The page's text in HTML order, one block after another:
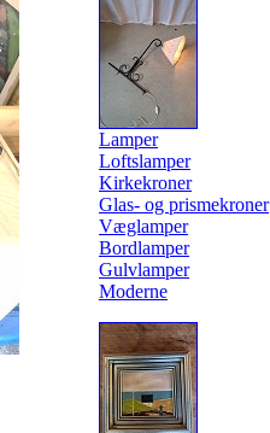
Lamper
Loftslamper
Kirkekroner
Glas- og prismekroner
Væglamper
Bordlamper
Gulvlamper
Moderne